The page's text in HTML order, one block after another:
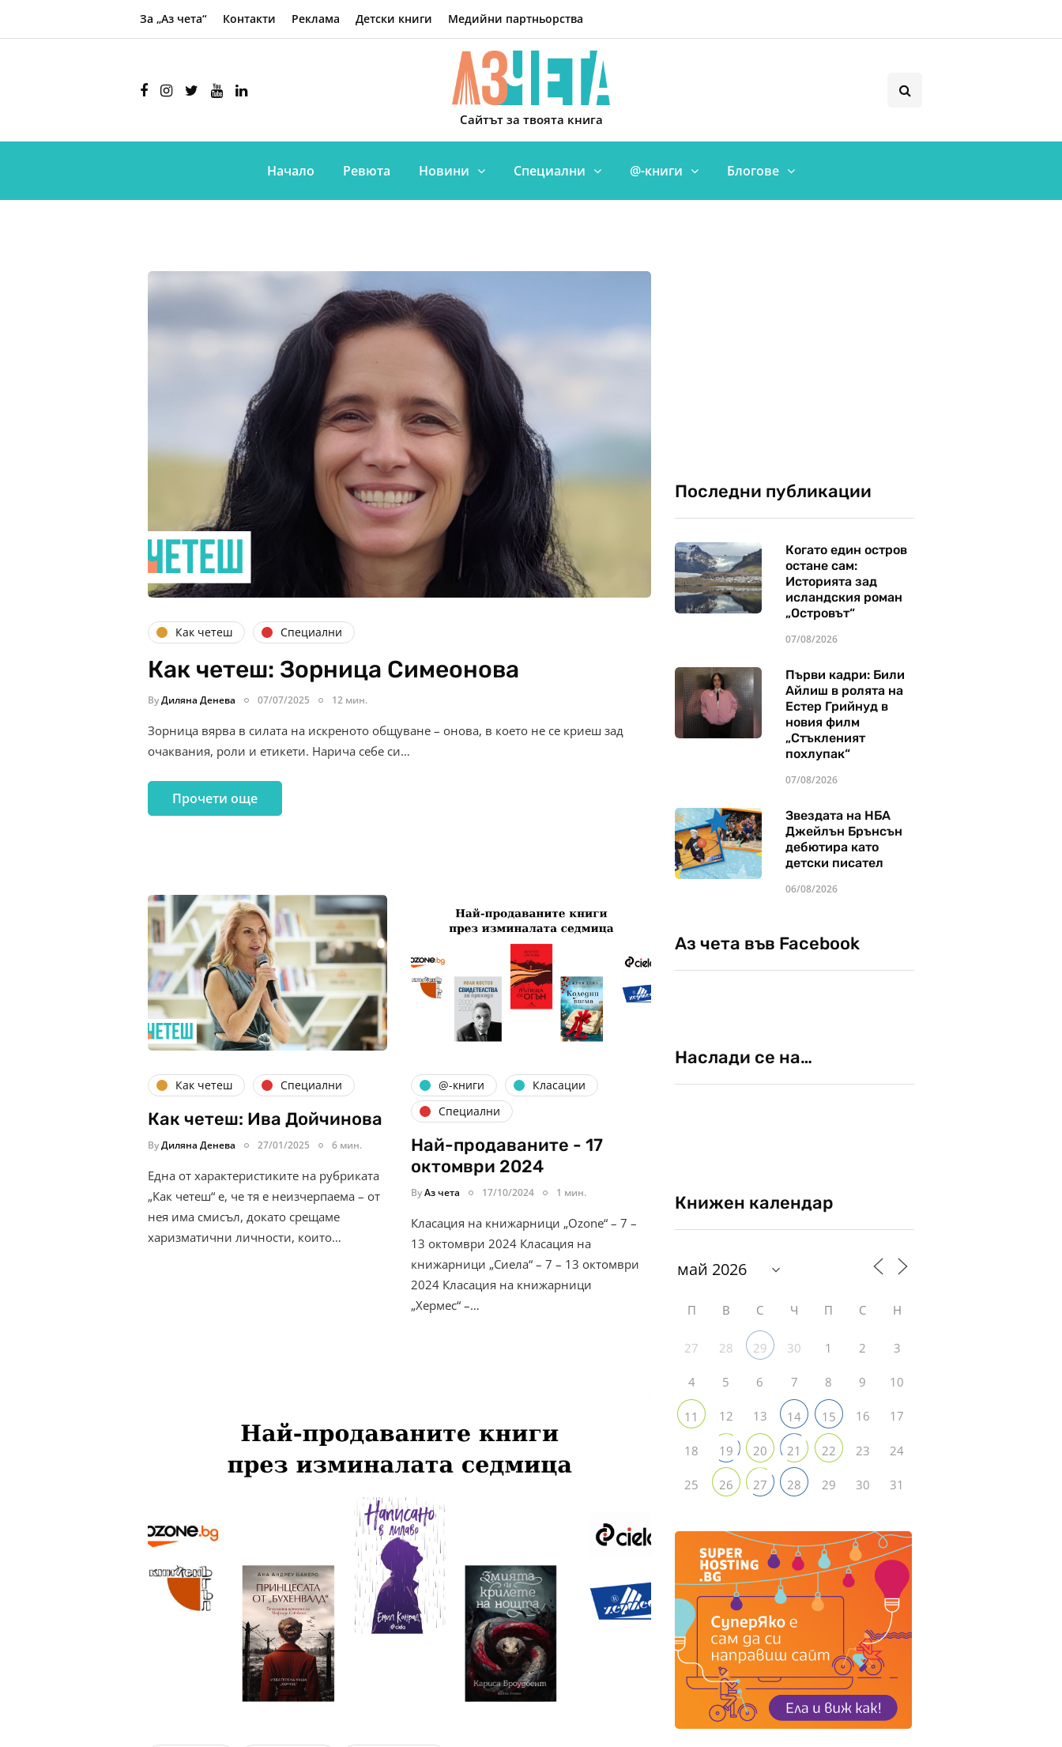
За „Аз чета“ Контакти Реклама Детски книги Медийни партньорства
Сайтът за твоята книга
Начало Ревюта Новини Специални @-книги Блогове
Как четеш Специални
Как четеш: Зорница Симеонова
ByДиляна Денева 07/07/2025 12 мин.
Зорница вярва в силата на искреното общуване – онова, в което не се криеш зад
очаквания, роли и етикети. Нарича себе си…
Прочети още
Как четеш Специални
Как четеш: Ива Дойчинова
ByДиляна Денева 27/01/2025 6 мин.
Една от характеристиките на рубриката
„Как четеш“ е, че тя е неизчерпаема – от
нея има смисъл, докато срещаме
харизматични личности, които…
@-книги
Класации
Специални
Най-продаваните - 17
октомври 2024
ByАз чета 17/10/2024 1 мин.
Класация на книжарници „Ozone“ – 7 –
13 октомври 2024 Класация на
книжарници „Сиела“ – 7 – 13 октомври
2024 Класация на книжарници
„Хермес“ –…
Последни публикации
Когато един остров
остане сам:
Историята зад
исландския роман
„Островът“
07/08/2026
Първи кадри: Били
Айлиш в ролята на
Естер Грийнуд в
новия филм
„Стъкленият
похлупак“
07/08/2026
Звездата на НБА
Джейлън Брънсън
дебютира като
детски писател
06/08/2026
Аз чета във Facebook
Наслади се на…
Книжен календар
П В С Ч П С Н
27 28 29 30 1 2 3
4 5 6 7 8 9 10
11 12 13 14 15 16 17
18 19 20 21 22 23 24
25 26 27 28 29 30 31